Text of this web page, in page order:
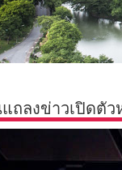
ถลงข่าวเปิดตั